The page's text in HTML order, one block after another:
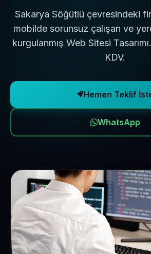
Sakarya Söğütlü çevresindeki
mobilde sorunsuz çalışan ve
kurgulanmış Web Sitesi
KDV.
Hemen Teklif
WhatsApp